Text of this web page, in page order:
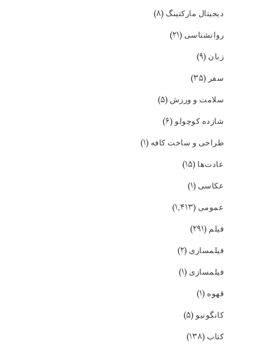
دیجیتال مارکتینگ (۸)
روانشناسی (۲۱)
زبان (۹)
سفر (۳۵)
سلامت و ورزش (۵)
شازده کوچولو (۶)
طراحی و ساخت کافه (۱)
عادت‌ها (۱۵)
عکاسی (۱)
عمومی (۱,۴۱۳)
فیلم (۲۹۱)
فیلمسازی (۲)
فیلمسازی (۱)
قهوه (۱)
کانگونیو (۵)
کتاب (۱۳۸)